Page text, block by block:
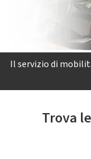
Il servizio di
Trova